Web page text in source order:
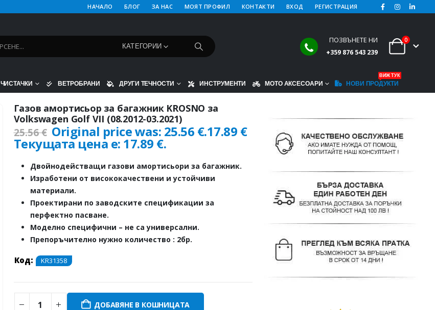
НАЧАЛО БЛОГ ЗА НАС МОЯТ ПРОФИЛ КОНТАКТИ ВХОД РЕГИСТРАЦИЯ
КАТЕГОРИИ
ПОЗВЪНЕТЕ НИ
+359 876 543 239
0
ЧИСТАЧКИ ВЕТРОБРАНИ ДРУГИ ТЕЧНОСТИ ИНСТРУМЕНТИ МОТО АКСЕСОАРИ НОВИ ПРОДУКТИ
ВИЖ ТУК
Газов амортисьор за багажник KROSNO за
Volkswagen Golf VII (08.2012-03.2021)
25.56€ Original price was: 25.56 €.17.89 €
Текущата цена е: 17.89 €.
Двойнодействащи газови амортисьори за багажник.
Изработени от висококачествени и устойчиви
материали.
Проектирани по заводските спецификации за
перфектно пасване.
Моделно специфични – не са универсални.
Препоръчително нужно количество : 2бр.
Код: KR31358
ДОБАВЯНЕ В КОШНИЦАТА